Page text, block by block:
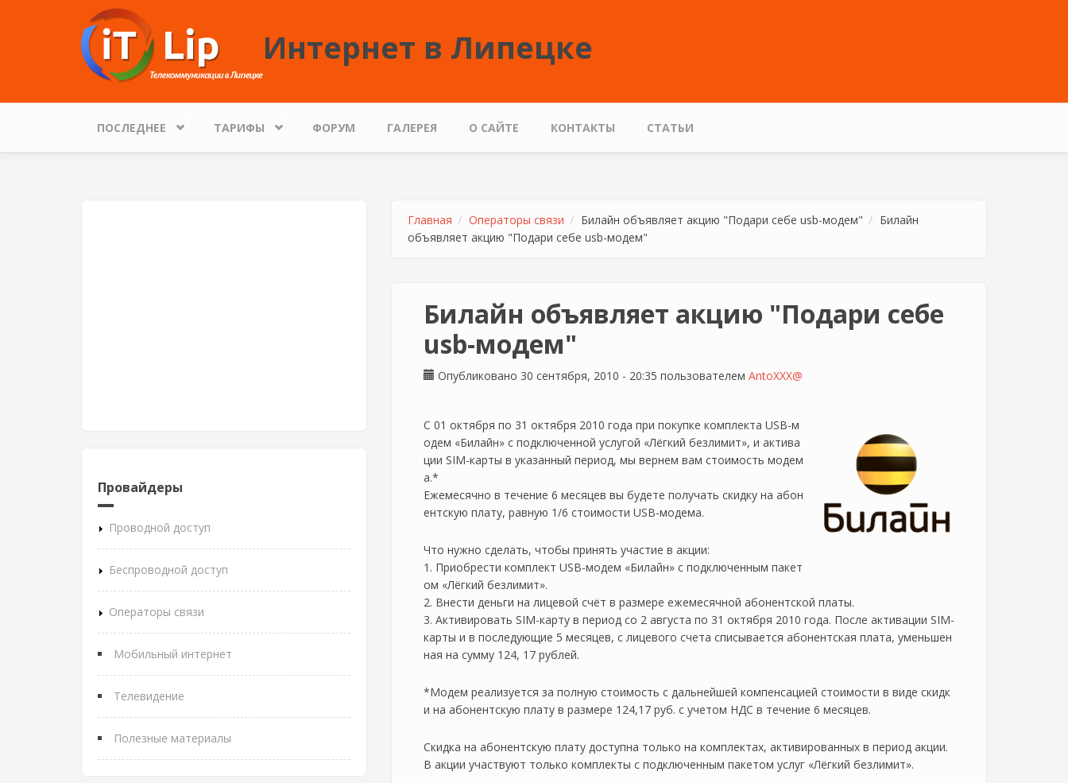
Перейти к основному содержанию
Интернет в Липецке
ПОСЛЕДНЕЕ ТАРИФЫ ФОРУМ ГАЛЕРЕЯ О САЙТЕ КОНТАКТЫ СТАТЬИ
Провайдеры
Проводной доступ
Беспроводной доступ
Операторы связи
Мобильный интернет
Телевидение
Полезные материалы
Главная Операторы связи Билайн объявляет акцию "Подари себе usb-модем"
Билайн
объявляет акцию "Подари себе usb-модем"
Билайн объявляет акцию "Подари себе
usb-модем"
Опубликовано 30 сентября, 2010 - 20:35 пользователем AntoXXX@
С 01 октября по 31 октября 2010 года при покупке комплекта USB-м
одем «Билайн» с подключенной услугой «Лёгкий безлимит», и актива
ции SIM-карты в указанный период, мы вернем вам стоимость модем
а.*
Ежемесячно в течение 6 месяцев вы будете получать скидку на абон
ентскую плату, равную 1/6 стоимости USB-модема.
Что нужно сделать, чтобы принять участие в акции:
1. Приобрести комплект USB-модем «Билайн» с подключенным пакет
ом «Лёгкий безлимит».
2. Внести деньги на лицевой счёт в размере ежемесячной абонентской платы.
3. Активировать SIM-карту в период со 2 августа по 31 октября 2010 года. После активации SIM-
карты и в последующие 5 месяцев, с лицевого счета списывается абонентская плата, уменьшен
ная на сумму 124, 17 рублей.
*Модем реализуется за полную стоимость с дальнейшей компенсацией стоимости в виде скидк
и на абонентскую плату в размере 124,17 руб. с учетом НДС в течение 6 месяцев.
Скидка на абонентскую плату доступна только на комплектах, активированных в период акции.
В акции участвуют только комплекты с подключенным пакетом услуг «Лёгкий безлимит».